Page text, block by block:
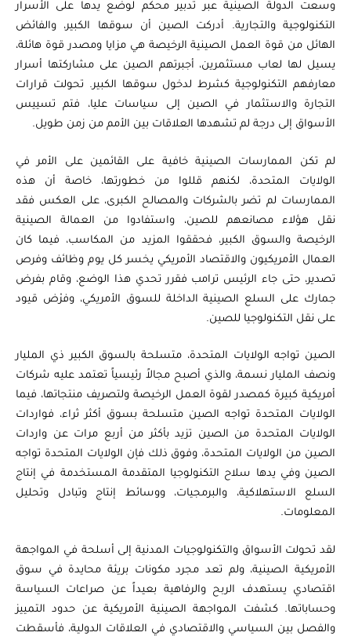
وسعت الدولة الصينية عبر تدبير محكم لوضع يدها على الأسرار
التكنولوجية والتجارية. أدركت الصين أن سوقها الكبير، والفائض
الهائل من قوة العمل الصينية الرخيصة هي مزايا ومصدر قوة هائلة،
يسيل لها لعاب مستثمرين، أجبرتهم الصين على مشاركتها أسرار
معارفهم التكنولوجية كشرط لدخول سوقها الكبير. تحولت قرارات
التجارة والاستثمار في الصين إلى سياسات عليا، فتم تسييس
الأسواق إلى درجة لم تشهدها العلاقات بين الأمم من زمن طويل.
لم تكن الممارسات الصينية خافية على القائمين على الأمر في
الولايات المتحدة، لكنهم قللوا من خطورتها، خاصة أن هذه
الممارسات لم تضر بالشركات والمصالح الكبرى، على العكس فقد
نقل هؤلاء مصانعهم للصين، واستفادوا من العمالة الصينية
الرخيصة والسوق الكبير، فحققوا المزيد من المكاسب، فيما كان
العمال الأمريكيون والاقتصاد الأمريكي يخسر كل يوم وظائف وفرص
تصدير، حتى جاء الرئيس ترامب فقرر تحدي هذا الوضع، وقام بفرض
جمارك على السلع الصينية الداخلة للسوق الأمريكي، وفرْض قيود
على نقل التكنولوجيا للصين.
الصين تواجه الولايات المتحدة، متسلحة بالسوق الكبير ذي المليار
ونصف المليار نسمة، والذي أصبح مجالاً رئيسياً تعتمد عليه شركات
أمريكية كبيرة كمصدر لقوة العمل الرخيصة ولتصريف منتجاتها، فيما
الولايات المتحدة تواجه الصين متسلحة بسوق أكثر ثراء، فواردات
الولايات المتحدة من الصين تزيد بأكثر من أربع مرات عن واردات
الصين من الولايات المتحدة، وفوق ذلك فإن الولايات المتحدة تواجه
الصين وفي يدها سلاح التكنولوجيا المتقدمة المستخدمة في إنتاج
السلع الاستهلاكية، والبرمجيات، ووسائط إنتاج وتبادل وتحليل
المعلومات.
لقد تحولت الأسواق والتكنولوجيات المدنية إلى أسلحة في المواجهة
الأمريكية الصينية، ولم تعد مجرد مكونات بريئة محايدة في سوق
اقتصادي يستهدف الربح والرفاهية بعيداً عن صراعات السياسة
وحساباتها. كشفت المواجهة الصينية الأمريكية عن حدود التمييز
والفصل بين السياسي والاقتصادي في العلاقات الدولية، فأسقطت